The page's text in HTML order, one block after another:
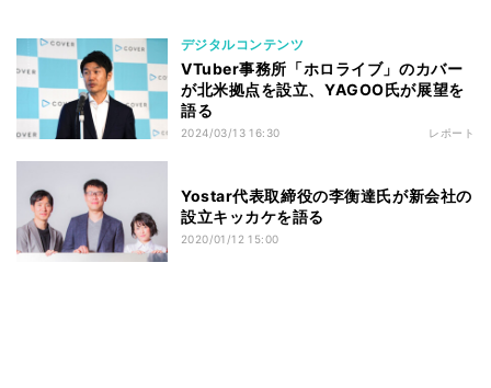
デジタルコンテンツ
VTuber事務所「ホロライブ」のカバー
が北米拠点を設立、YAGOO氏が展望を
語る
2024/03/13 16:30 レポート
Yostar代表取締役の李衡達氏が新会社の
設立キッカケを語る
2020/01/12 15:00